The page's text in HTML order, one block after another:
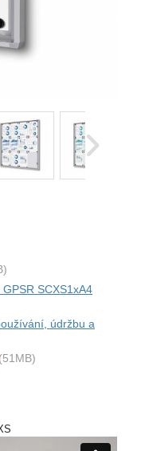
SCXS1xA4
údržbu a
(51MB)